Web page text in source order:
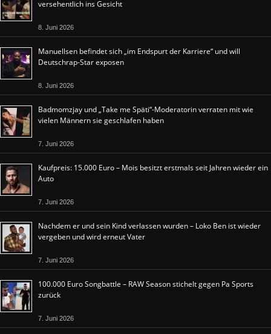
versehentlich ins Gesicht
8. Juni 2026
Manuellsen befindet sich „im Endspurt der Karriere“ und will
Deutschrap-Star exposen
8. Juni 2026
Badmomzjay und „Take me Späti“-Moderatorin verraten mit wie
vielen Männern sie geschlafen haben
7. Juni 2026
Kaufpreis: 15.000 Euro – Mois besitzt erstmals seit Jahren wieder ein
Auto
7. Juni 2026
Nachdem er und sein Kind verlassen wurden – Loko Ben ist wieder
vergeben und wird erneut Vater
7. Juni 2026
100.000 Euro Songbattle – RAW Season stichelt gegen Pa Sports
zurück
7. Juni 2026